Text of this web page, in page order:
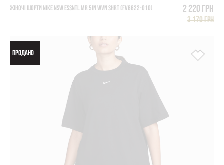
ЖІНОЧІ ШОРТИ NIKE NSW ESSNTL MR 5IN WVN SHRT (FV6622-010) 2 220 грн
3 170 грн
ПРОДАНО